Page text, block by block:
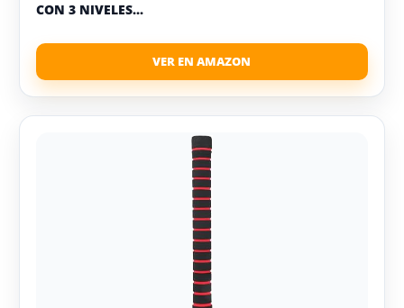
CON 3 NIVELES...